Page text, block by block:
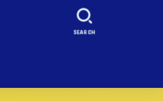
SEARCH